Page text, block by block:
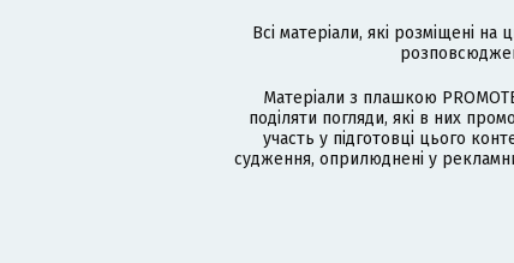
Всі матеріали, які розміщені на
Матеріали з плашкою
поділяти погляди, які в них
участь у підготовці цього
судження, оприлюднені у